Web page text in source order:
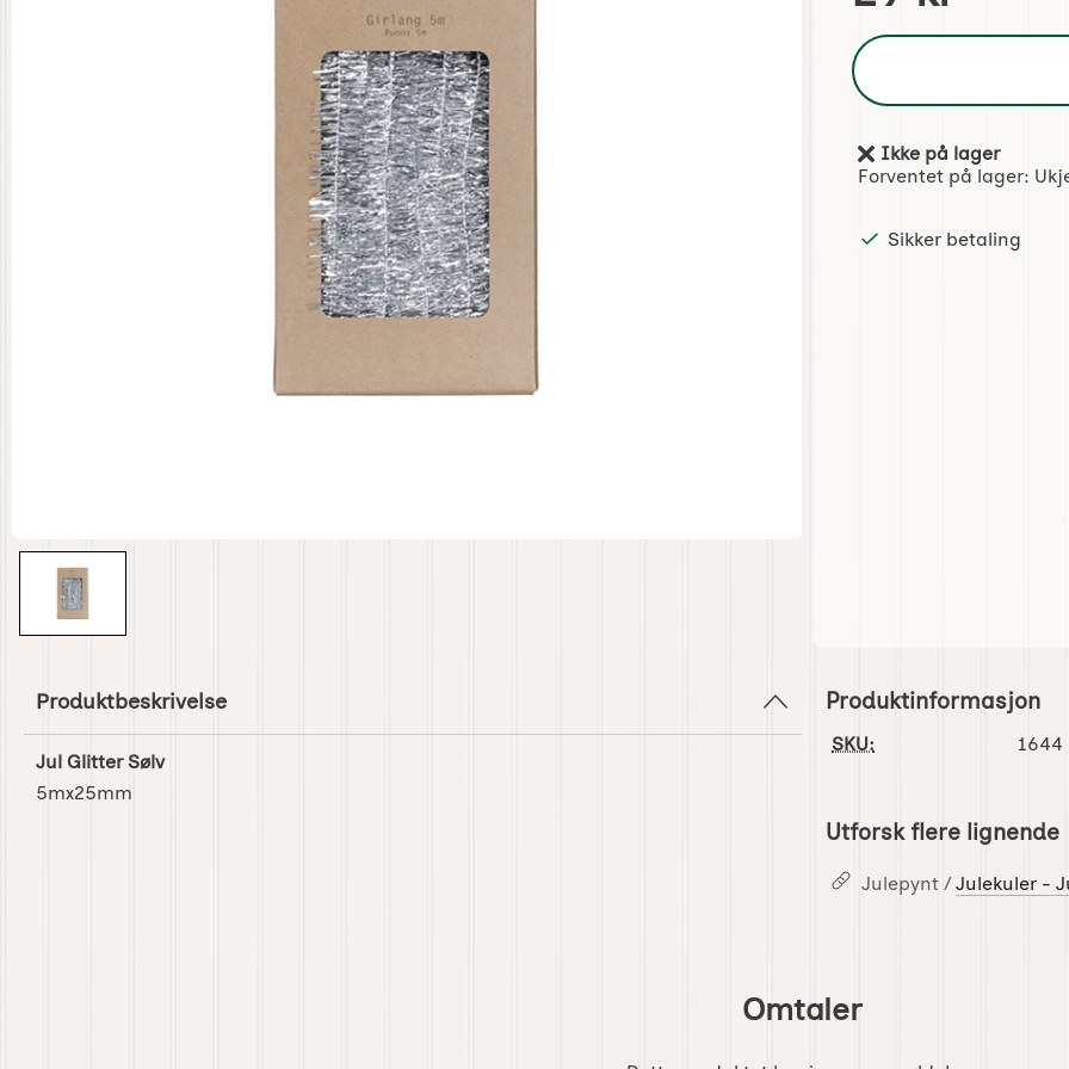
Produkttilgjengelighet:
Ikke på lager
Forventet på lager:
Sikker betaling
Produktbeskrivelse
Jul Glitter Sølv
5mx25mm
Produktinformasjon
SKU: 1644
Utforsk flere lignende
Julepynt / Julekuler -
Omtaler